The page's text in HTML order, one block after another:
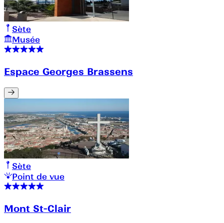
Sète
Musée
Espace Georges Brassens
Sète
Point de vue
Mont St-Clair